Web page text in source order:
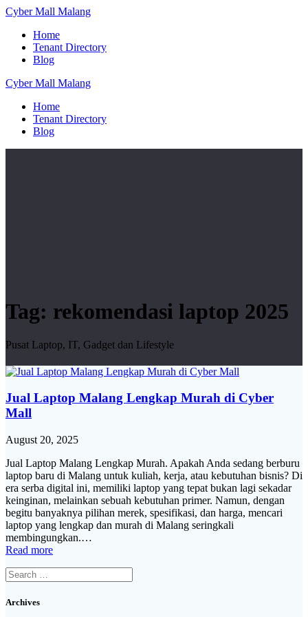
Skip
content
CyberMall Malang
Home
Tenant Directory
Blog
CyberMall Malang
Home
Tenant Directory
Blog
Tag: rekomendasi laptop 2025
Pusat Laptop, IT, Gadget dan Lifestyle
Jual Laptop Malang Lengkap Murah di Cyber
Mall
August 20, 2025
Jual Laptop Malang Lengkap Murah. Apakah Anda sedang berburu
laptop baru di Malang untuk kuliah, kerja, atau kebutuhan bisnis? Di
era serba digital ini, memiliki laptop yang tepat bukan lagi sekadar
keinginan, melainkan sebuah kebutuhan primer. Namun, dengan
begitu banyaknya pilihan merek, spesifikasi, dan harga, mencari
laptop yang lengkap dan murah di Malang seringkali
membingungkan.…
Read more
Search
for:
Archives